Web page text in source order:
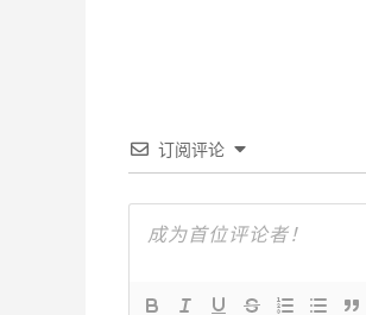
订阅评论